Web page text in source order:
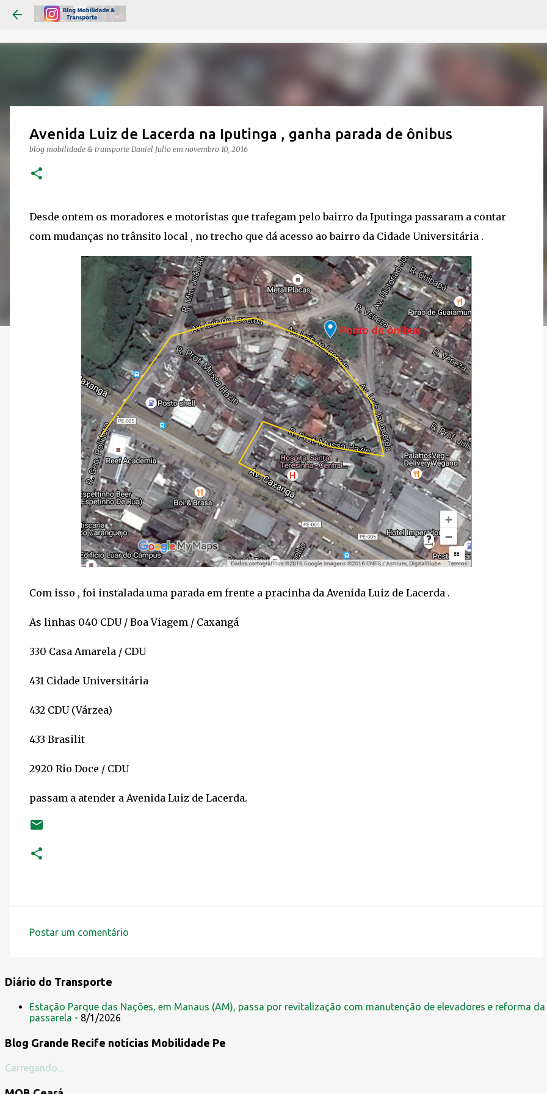
Avenida Luiz de Lacerda na Iputinga , ganha parada de ônibus
blog mobilidade & transporte Daniel Julio em novembro 10, 2016
Desde ontem os moradores e motoristas que trafegam pelo bairro da Iputinga passaram a contar
com mudanças no trânsito local , no trecho que dá acesso ao bairro da Cidade Universitária .
Com isso , foi instalada uma parada em frente a pracinha da Avenida Luiz de Lacerda .
As linhas 040 CDU / Boa Viagem / Caxangá
330 Casa Amarela / CDU
431 Cidade Universitária
432 CDU (Várzea)
433 Brasilit
2920 Rio Doce / CDU
passam a atender a Avenida Luiz de Lacerda.
m
n
á
r
Postar um comentário
Diário do Transporte
Estação Parque das Nações, em Manaus (AM), passa por revitalização com manutenção de elevadores e reforma da
passarela - 8/1/2026
Blog Grande Recife notícias Mobilidade Pe
Carregando...